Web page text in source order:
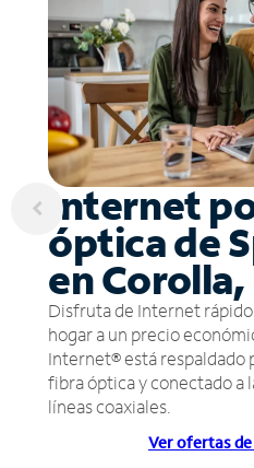
Internet
óptica de
en Corolla,
Disfruta de Internet
hogar a un precio
Internet® está respaldado
fibra óptica y conectado a
líneas coaxiales.
Ver ofertas